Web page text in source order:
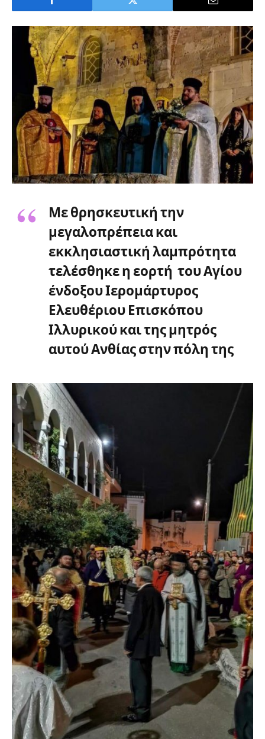
Με θρησκευτική την
μεγαλοπρέπεια και
εκκλησιαστική λαμπρότητα
τελέσθηκε η εορτή του Αγίου
ένδοξου Ιερομάρτυρος
Ελευθέριου Επισκόπου
Ιλλυρικού και της μητρός
αυτού Ανθίας στην πόλη της